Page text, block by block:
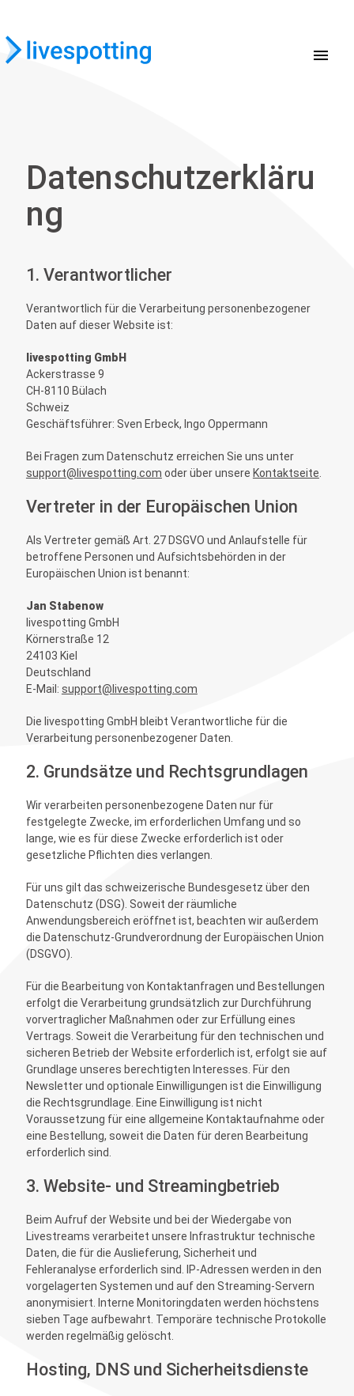
menu
Datenschutzerkläru
ng
1. Verantwortlicher
Verantwortlich für die Verarbeitung personenbezogener
Daten auf dieser Website ist:
livespotting GmbH
Ackerstrasse 9
CH-8110 Bülach
Schweiz
Geschäftsführer: Sven Erbeck, Ingo Oppermann
Bei Fragen zum Datenschutz erreichen Sie uns unter
support@livespotting.com oder über unsere Kontaktseite
Vertreter in der Europäischen Union
Als Vertreter gemäß Art. 27 DSGVO und Anlaufstelle für
betroffene Personen und Aufsichtsbehörden in der
Europäischen Union ist benannt:
Jan Stabenow
livespotting GmbH
Körnerstraße 12
24103 Kiel
Deutschland
E-Mail: support@livespotting.com
Die livespotting GmbH bleibt Verantwortliche für die
Verarbeitung personenbezogener Daten.
2. Grundsätze und Rechtsgrundlagen
Wir verarbeiten personenbezogene Daten nur für
festgelegte Zwecke, im erforderlichen Umfang und so
lange, wie es für diese Zwecke erforderlich ist oder
gesetzliche Pflichten dies verlangen.
Für uns gilt das schweizerische Bundesgesetz über den
Datenschutz (DSG). Soweit der räumliche
Anwendungsbereich eröffnet ist, beachten wir außerdem
die Datenschutz-Grundverordnung der Europäischen Union
(DSGVO).
Für die Bearbeitung von Kontaktanfragen und Bestellungen
erfolgt die Verarbeitung grundsätzlich zur Durchführung
vorvertraglicher Maßnahmen oder zur Erfüllung eines
Vertrags. Soweit die Verarbeitung für den technischen und
sicheren Betrieb der Website erforderlich ist, erfolgt sie auf
Grundlage unseres berechtigten Interesses. Für den
Newsletter und optionale Einwilligungen ist die Einwilligung
die Rechtsgrundlage. Eine Einwilligung ist nicht
Voraussetzung für eine allgemeine Kontaktaufnahme oder
eine Bestellung, soweit die Daten für deren Bearbeitung
erforderlich sind.
3. Website- und Streamingbetrieb
Beim Aufruf der Website und bei der Wiedergabe von
Livestreams verarbeitet unsere Infrastruktur technische
Daten, die für die Auslieferung, Sicherheit und
Fehleranalyse erforderlich sind. IP-Adressen werden in den
vorgelagerten Systemen und auf den Streaming-Servern
anonymisiert. Interne Monitoringdaten werden höchstens
sieben Tage aufbewahrt. Temporäre technische Protokolle
werden regelmäßig gelöscht.
Hosting, DNS und Sicherheitsdienste